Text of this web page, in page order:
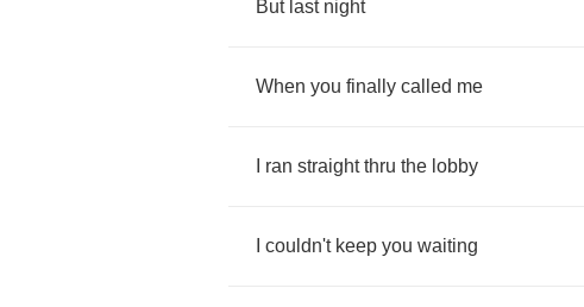
But last night
When you finally called me
ran straight thru the lobby
couldn't keep you waiting